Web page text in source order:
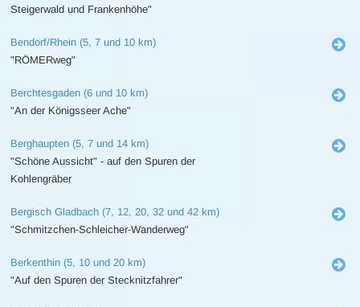
Steigerwald und Frankenhöhe"
Bendorf/Rhein (5, 7 und 10 km)
"RÖMERweg"
Berchtesgaden (6 und 10 km)
"An der Königsseer Ache"
Berghaupten (5, 7 und 14 km)
"Schöne Aussicht" - auf den Spuren der
Kohlengräber
Bergisch Gladbach (7, 12, 20, 32 und 42 km)
"Schmitzchen-Schleicher-Wanderweg"
Berkenthin (5, 10 und 20 km)
"Auf den Spuren der Stecknitzfahrer"